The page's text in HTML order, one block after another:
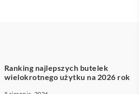
Ranking najlepszych butelek
wielokrotnego użytku na 2026 rok